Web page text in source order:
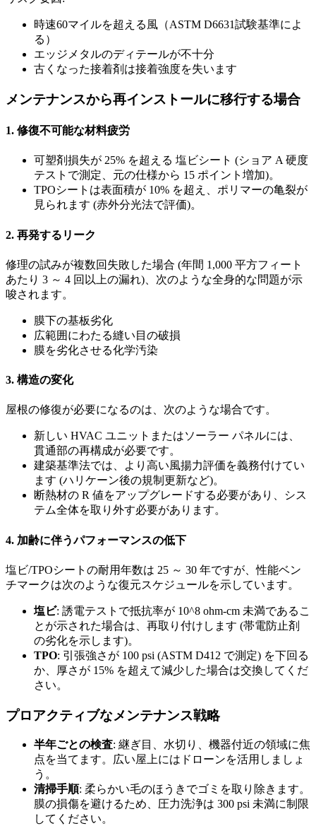
時速60マイルを超える風（ASTM D6631試験基準によ
る）
エッジメタルのディテールが不十分
古くなった接着剤は接着強度を失います
メンテナンスから再インストールに移行する場合
1. 修復不可能な材料疲労
可塑剤損失が 25% を超える 塩ビシート (ショア A 硬度
テストで測定、元の仕様から 15 ポイント増加)。
TPOシートは表面積が 10% を超え、ポリマーの亀裂が
見られます (赤外分光法で評価)。
2. 再発するリーク
修理の試みが複数回失敗した場合 (年間 1,000 平方フィート
あたり 3 ～ 4 回以上の漏れ)、次のような全身的な問題が示
唆されます。
膜下の基板劣化
広範囲にわたる縫い目の破損
膜を劣化させる化学汚染
3. 構造の変化
屋根の修復が必要になるのは、次のような場合です。
新しい HVAC ユニットまたはソーラー パネルには、
貫通部の再構成が必要です。
建築基準法では、より高い風揚力評価を義務付けてい
ます (ハリケーン後の規制更新など)。
断熱材の R 値をアップグレードする必要があり、シス
テム全体を取り外す必要があります。
4. 加齢に伴うパフォーマンスの低下
塩ビ/TPOシートの耐用年数は 25 ～ 30 年ですが、性能ベン
チマークは次のような復元スケジュールを示しています。
塩ビ: 誘電テストで抵抗率が 10^8 ohm-cm 未満であるこ
とが示された場合は、再取り付けします (帯電防止剤
の劣化を示します)。
TPO: 引張強さが 100 psi (ASTM D412 で測定) を下回る
か、厚さが 15% を超えて減少した場合は交換してくだ
さい。
プロアクティブなメンテナンス戦略
半年ごとの検査: 継ぎ目、水切り、機器付近の領域に焦
点を当てます。広い屋上にはドローンを活用しましょ
う。
清掃手順: 柔らかい毛のほうきでゴミを取り除きます。
膜の損傷を避けるため、圧力洗浄は 300 psi 未満に制限
してください。